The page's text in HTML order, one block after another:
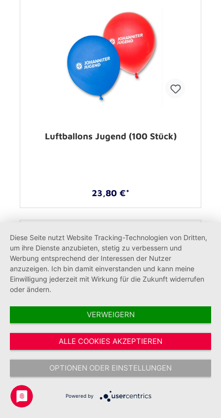
Luftballons Jugend (100 Stück)
23,80 €*
%
Fairtrade-Baumwolltasche Jugend (25
Stück)
Diese Seite nutzt Website Tracking-Technologien von Dritten,
um ihre Dienste anzubieten, stetig zu verbessern und
Werbung entsprechend der Interessen der Nutzer
anzuzeigen. Ich bin damit einverstanden und kann meine
Einwilligung jederzeit mit Wirkung für die Zukunft widerrufen
oder ändern.
VERWEIGERN
ALLE COOKIES AKZEPTIEREN
OPTIONEN ODER EINSTELLUNGEN
Powered by